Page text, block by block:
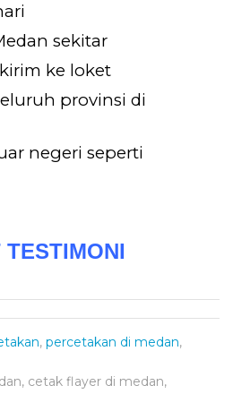
sekitar
ke loket
provinsi di
negeri seperti
TESTIMONI
, percetakan di medan,
, cetak flayer di medan,